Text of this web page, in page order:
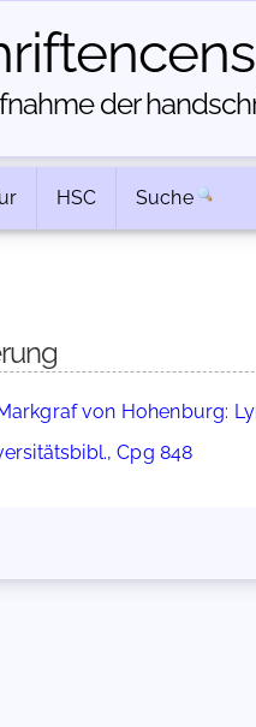
der
HSC Suche
von Hohenburg:
Cpg 848